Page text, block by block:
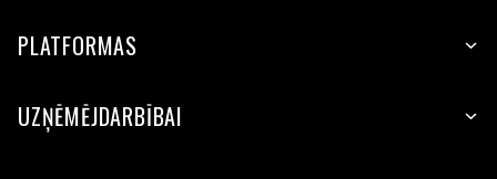
PLATFORMAS
UZŅĒMĒJDARBĪBAI